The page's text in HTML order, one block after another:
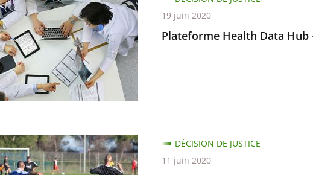
Plateforme Health Data
19 juin 2020
DÉCISION DE JUSTICE
11 juin 2020